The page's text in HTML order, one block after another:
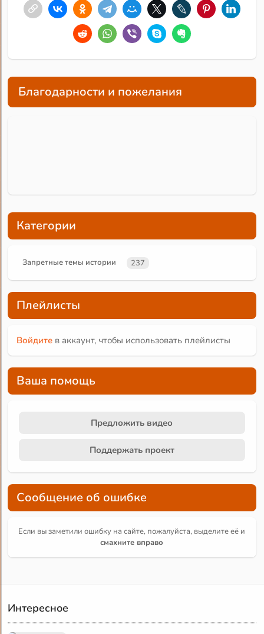
Благодарности и пожелания
Категории
Запретные темы истории 237
Плейлисты
Войдите в аккаунт, чтобы использовать плейлисты
Ваша помощь
Предложить видео
Поддержать проект
Сообщение об ошибке
Если вы заметили ошибку на сайте, пожалуйста, выделите её и
смахните вправо
Интересное